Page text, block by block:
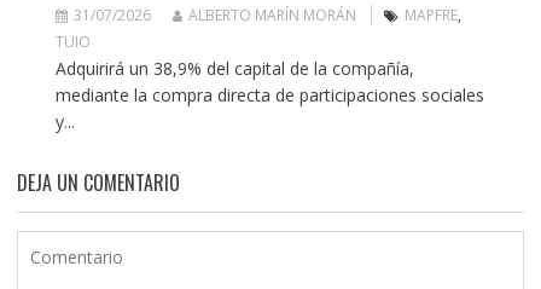
31/07/2026 ALBERTO MARÍN MORÁN MAPFRE,
TUIO
Adquirirá un 38,9% del capital de la compañía,
mediante la compra directa de participaciones sociales
y...
DEJA UN COMENTARIO